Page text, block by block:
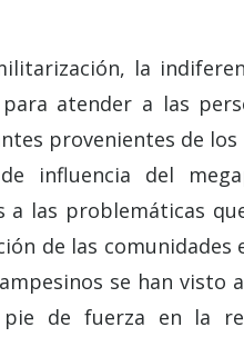
la
atender a las
provenientes de
influencia del
a las problemáticas
de las comunidades
se han visto
de fuerza en la